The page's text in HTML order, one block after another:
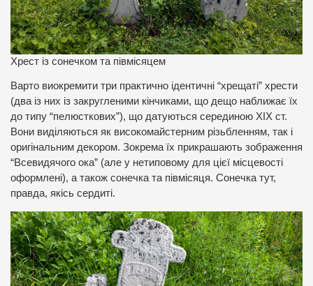
Хрест із сонечком та півмісяцем
Варто виокремити три практично ідентичні “хрещаті” хрести
(два із них із закругленими кінчиками, що дещо наближає їх
до типу “пелюсткових”), що датуються серединою ХІХ ст.
Вони виділяються як високомайстерним різьбленням, так і
оригінальним декором. Зокрема їх прикрашають зображення
“Всевидячого ока” (але у нетиповому для цієї місцевості
оформлені), а також сонечка та півмісяця. Сонечка тут,
правда, якісь сердиті.